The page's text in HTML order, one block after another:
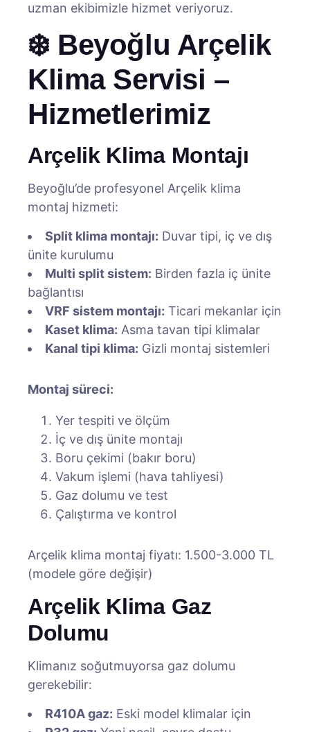
uzman ekibimizle hizmet veriyoruz.
❄️ Beyoğlu Arçelik
Klima Servisi –
Hizmetlerimiz
Arçelik Klima Montajı
Beyoğlu’de profesyonel Arçelik klima
montaj hizmeti:
Split klima montajı: Duvar tipi, iç ve dış
ünite kurulumu
Multi split sistem: Birden fazla iç ünite
bağlantısı
VRF sistem montajı: Ticari mekanlar için
Kaset klima: Asma tavan tipi klimalar
Kanal tipi klima: Gizli montaj sistemleri
Montaj süreci:
Yer tespiti ve ölçüm
İç ve dış ünite montajı
Boru çekimi (bakır boru)
Vakum işlemi (hava tahliyesi)
Gaz dolumu ve test
Çalıştırma ve kontrol
Arçelik klima montaj fiyatı: 1.500-3.000 TL
(modele göre değişir)
Arçelik Klima Gaz
Dolumu
Klimanız soğutmuyorsa gaz dolumu
gerekebilir:
R410A gaz: Eski model klimalar için